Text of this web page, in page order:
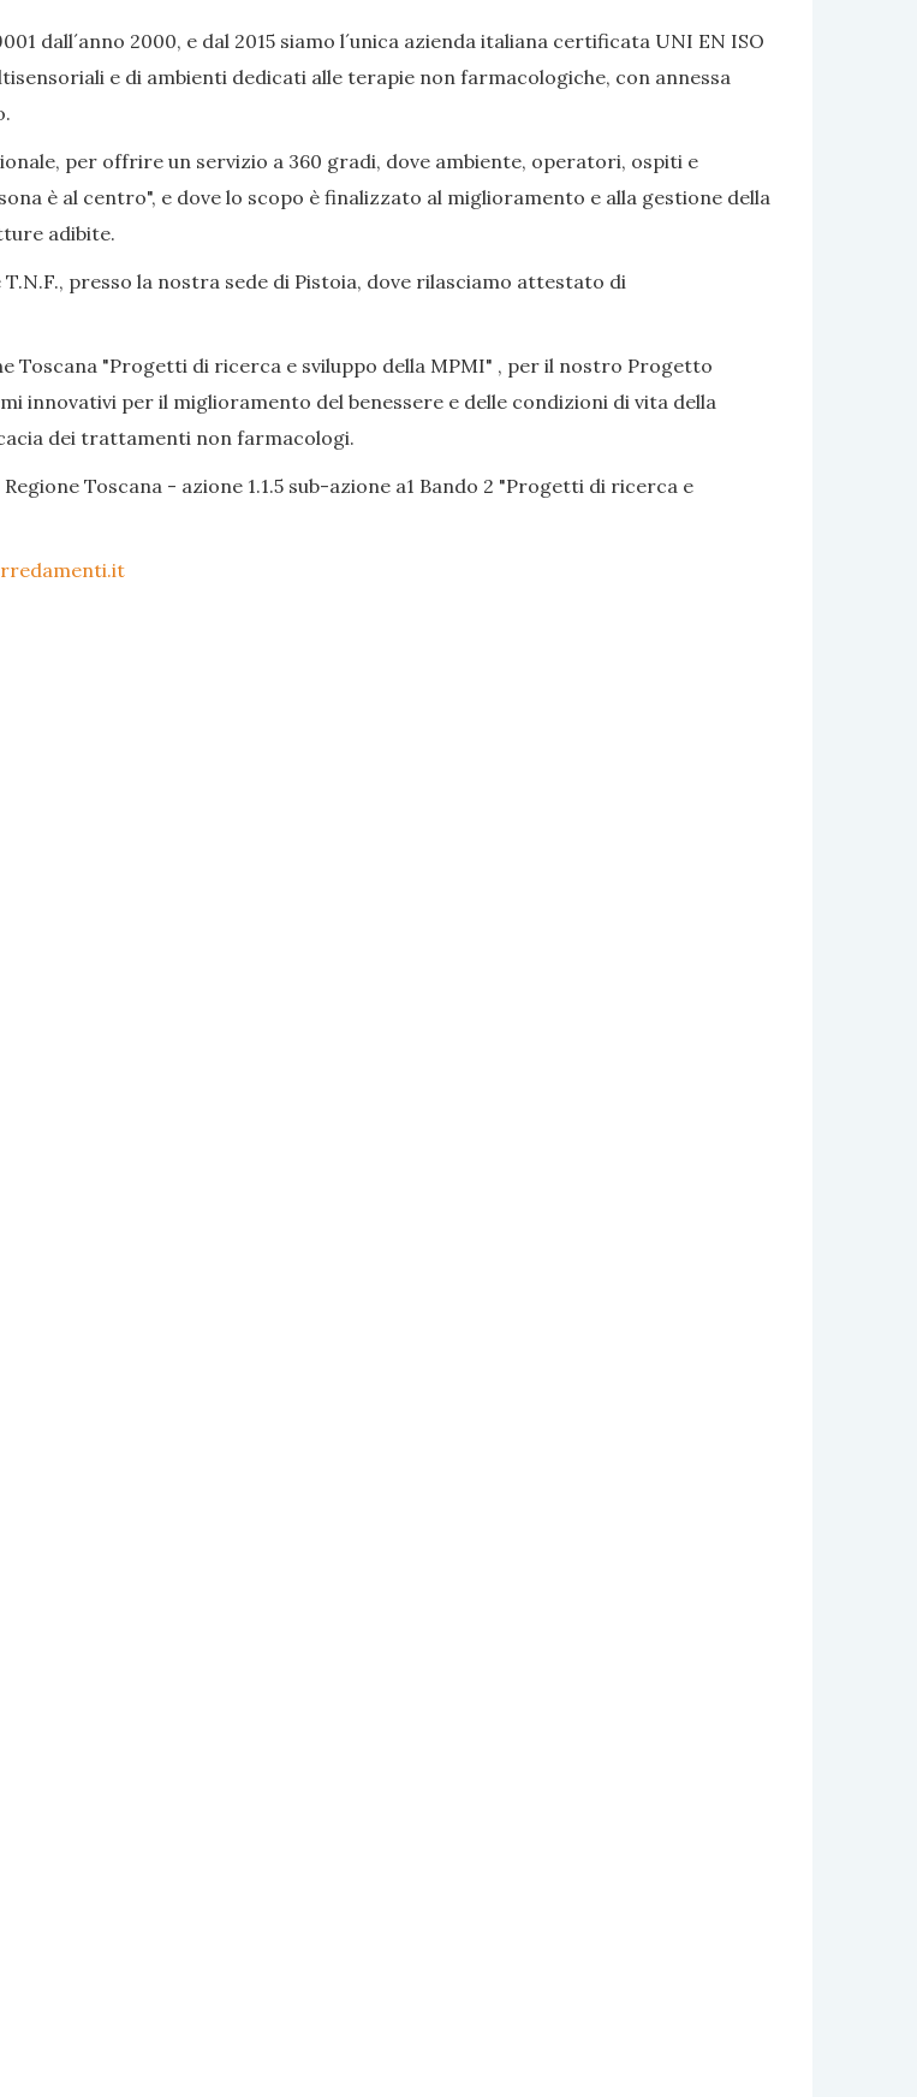
dall´anno 2000, e dal 2015 siamo l´unica azienda italiana certificata UNI EN ISO
e di ambienti dedicati alle terapie non farmacologiche, con annessa
per offrire un servizio a 360 gradi, dove ambiente, operatori, ospiti e
è al centro", e dove lo scopo è finalizzato al miglioramento e alla gestione della
adibite.
presso la nostra sede di Pistoia, dove rilasciamo attestato di
Toscana "Progetti di ricerca e sviluppo della MPMI" , per il nostro Progetto
innovativi per il miglioramento del benessere e delle condizioni di vita della
dei trattamenti non farmacologi.
Toscana - azione 1.1.5 sub-azione a1 Bando 2 "Progetti di ricerca e